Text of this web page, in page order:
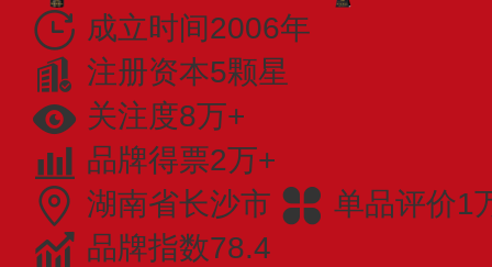
成立时间2006年
注册资本5颗星
关注度8万+
品牌得票2万+
湖南省长沙市
单品评价1
品牌指数78.4